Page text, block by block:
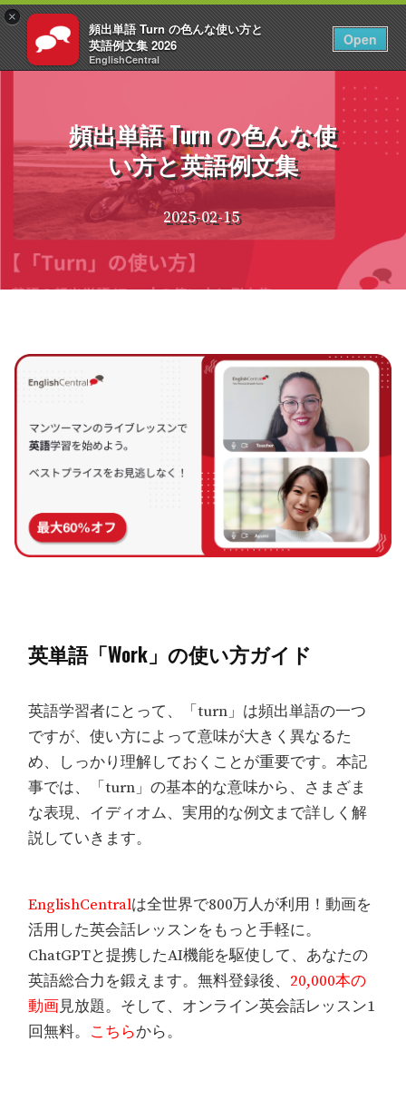
×
頻出単語 Turn の色んな使い方と
英語例文集 2026
EnglishCentral
Open
ログイン JA
コ
頻出単語 Turn の色んな使
い方と英語例文集
2025-02-15
英単語「Work」の使い方ガイド
英語学習者にとって、「turn」は頻出単語の一つ
ですが、使い方によって意味が大きく異なるた
め、しっかり理解しておくことが重要です。本記
事では、「turn」の基本的な意味から、さまざま
な表現、イディオム、実用的な例文まで詳しく解
説していきます。
EnglishCentralは全世界で800万人が利用！動画を
活用した英会話レッスンをもっと手軽に。
ChatGPTと提携したAI機能を駆使して、あなたの
英語総合力を鍛えます。無料登録後、 20,000本の
動画見放題。そして、オンライン英会話レッスン1
回無料。 こちらから。